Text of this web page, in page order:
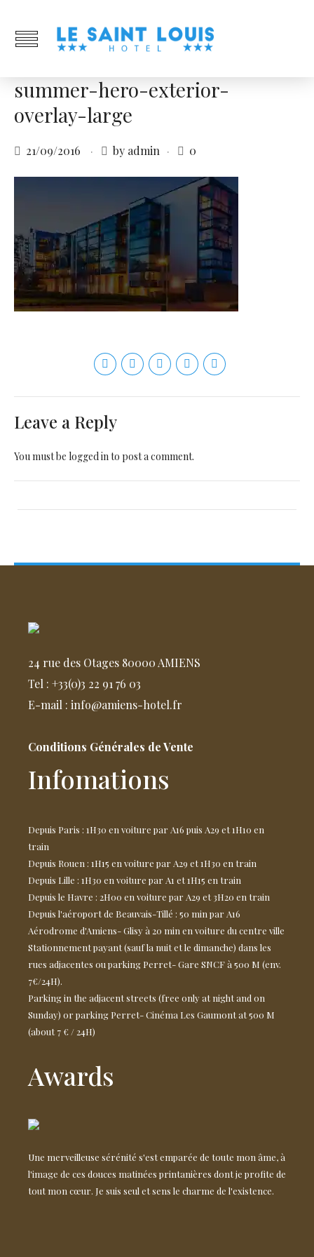
summer-hero-exterior-
overlay-large
21/09/2016 by admin 0
Leave a Reply
You must be logged into post a comment.
24 rue des Otages 80000 AMIENS
Tel : +33(0)3 22 91 76 03
E-mail : info@amiens-hotel.fr
Conditions Générales de Vente
Infomations
Depuis Paris : 1H30 en voiture par A16 puis A29 et 1H10 en
train
Depuis Rouen : 1H15 en voiture par A29 et 1H30 en train
Depuis Lille : 1H30 en voiture par A1 et 1H15 en train
Depuis le Havre : 2H00 en voiture par A29 et 3H20 en train
Depuis l'aéroport de Beauvais-Tillé : 50 min par A16
Aérodrome d'Amiens- Glisy à 20 min en voiture du centre ville
Stationnement payant (sauf la nuit et le dimanche) dans les
rues adjacentes ou parking Perret- Gare SNCF à 500 M (env.
7€/24H).
Parking in the adjacent streets (free only at night and on
Sunday) or parking Perret- Cinéma Les Gaumont at 500 M
(about 7 € / 24H)
Awards
Une merveilleuse sérénité s'est emparée de toute mon âme, à
l'image de ces douces matinées printanières dont je profite de
tout mon cœur. Je suis seul et sens le charme de l'existence.